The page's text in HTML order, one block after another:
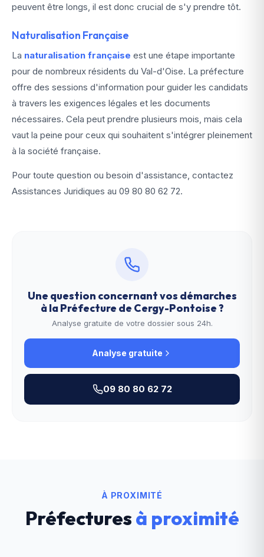
peuvent être longs, il est donc crucial de s'y prendre tôt.
Naturalisation Française
La naturalisation française est une étape importante
pour de nombreux résidents du Val-d'Oise. La préfecture
offre des sessions d'information pour guider les candidats
à travers les exigences légales et les documents
nécessaires. Cela peut prendre plusieurs mois, mais cela
vaut la peine pour ceux qui souhaitent s'intégrer pleinement
à la société française.
Pour toute question ou besoin d'assistance, contactez
Assistances Juridiques au 09 80 80 62 72.
Une question concernant vos démarches
à laPréfecture de Cergy-Pontoise?
Analyse gratuite de votre dossier sous 24h.
Analyse gratuite
09 80 80 62 72
À PROXIMITÉ
Préfecturesà proximité